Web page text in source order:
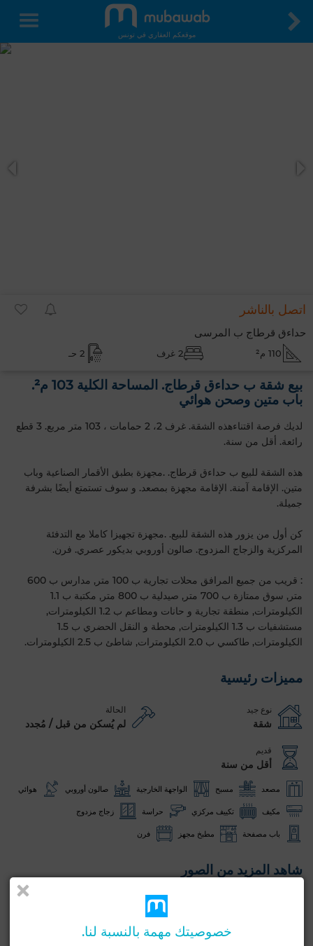
موقعكم العقاري في تونس
اتصل بالناشر
حداءق قرطاج ب المرسى
110 م² 2 غرف 2 حـ
بيع شقة ب حداءق قرطاج. المساحة الكلية 103 م².
باب متين وصحن هوائي
لديك فرصة اقتناءهذه الشقة. غرف 2، 2 حمامات ، 103 متر مربع. 3 قطع
رائعة. أقل من سنة.
هذه الشقة للبيع ب حداءق قرطاج. .مجهزة بطبق الأقمار الصناعية وباب
متين. الإقامة آمنة. الإقامة مجهزة بمصعد. و سوف تستمتع أيضًا بشرفة
جميلة.
كن أول من يزور هذه الشقة للبيع. .مجهزة تجهيزا كاملا مع التدفئة
المركزية والزجاج المزدوج. صالون أوروبي بديكور عصري. فرن.
: قريب من جميع المرافق محلات تجارية ب 100 متر, مدارس ب 600
متر, سوق ممتازة ب 700 متر, صيدلية ب 800 متر, مكتبة ب 1.1
الكيلومترات, منطقة تجارية و حانات ومطاعم ب 1.2 الكيلومترات,
مستشفيات ب 1.3 الكيلومترات, محطة و النقل الحضري ب 1.5
الكيلومترات, طاكسي ب 2.0 الكيلومترات, شاطئ ب 2.5 الكيلومترات.
مميزات رئيسية
نوع جيد
شقة
الحالة
لم يُسكن من قبل / مُجدد
قديم
أقل من سنة
مصعد مسبح الواجهة الخارجية صالون أوروبي هوائي
مكيف تكييف مركزي حراسة زجاج مزدوج
باب مصفحة مطبخ مجهز فرن
شاهد المزيد من الصور
خصوصيتك مهمة بالنسبة لنا.